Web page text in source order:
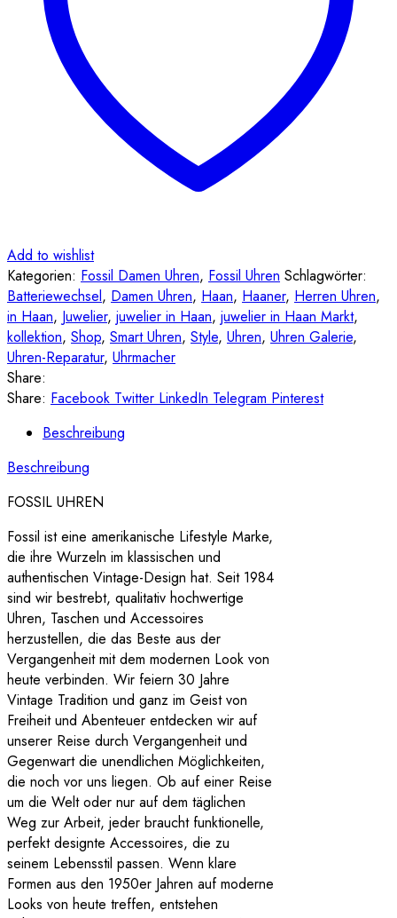
Add to wishlist
Kategorien: Fossil Damen Uhren, Fossil Uhren Schlagwörter:
Batteriewechsel, Damen Uhren, Haan, Haaner, Herren Uhren,
in Haan, Juwelier, juwelier in Haan, juwelier in Haan Markt,
kollektion, Shop, Smart Uhren, Style, Uhren, Uhren Galerie,
Uhren-Reparatur, Uhrmacher
Share:
Share: Facebook Twitter LinkedIn Telegram Pinterest
Beschreibung
Beschreibung
FOSSIL UHREN
Fossil ist eine amerikanische Lifestyle Marke,
die ihre Wurzeln im klassischen und
authentischen Vintage-Design hat. Seit 1984
sind wir bestrebt, qualitativ hochwertige
Uhren, Taschen und Accessoires
herzustellen, die das Beste aus der
Vergangenheit mit dem modernen Look von
heute verbinden. Wir feiern 30 Jahre
Vintage Tradition und ganz im Geist von
Freiheit und Abenteuer entdecken wir auf
unserer Reise durch Vergangenheit und
Gegenwart die unendlichen Möglichkeiten,
die noch vor uns liegen. Ob auf einer Reise
um die Welt oder nur auf dem täglichen
Weg zur Arbeit, jeder braucht funktionelle,
perfekt designte Accessoires, die zu
seinem Lebensstil passen. Wenn klare
Formen aus den 1950er Jahren auf moderne
Looks von heute treffen, entstehen